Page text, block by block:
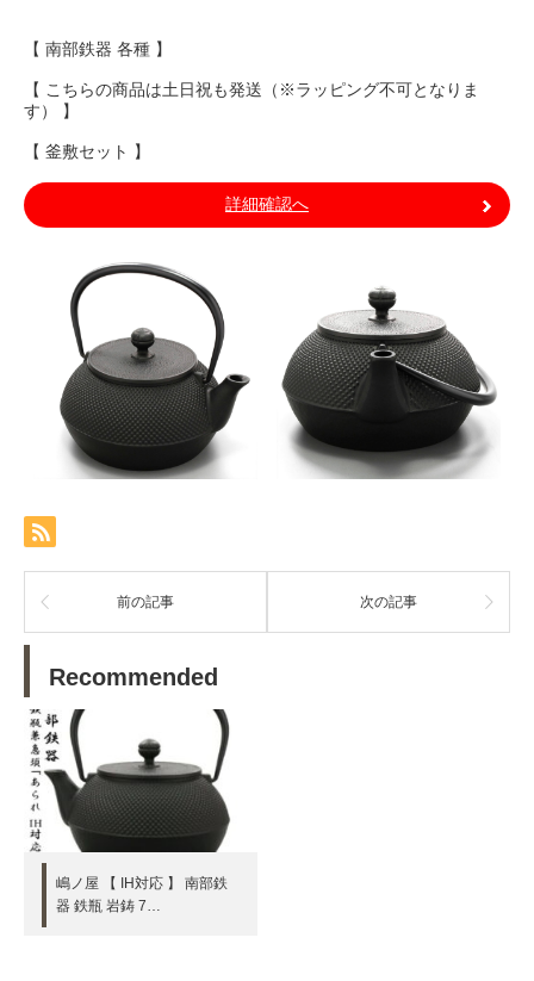
【 南部鉄器 各種 】
【 こちらの商品は土日祝も発送（※ラッピング不可となりま
す） 】
【 釜敷セット 】
詳細確認へ
前の記事 次の記事
Recommended
嶋ノ屋 【 IH対応 】 南部鉄
器 鉄瓶 岩鋳 7…